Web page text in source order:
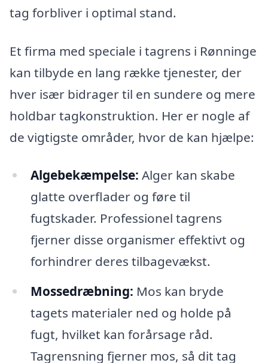
tag forbliver i optimal stand.
Et firma med speciale i tagrens i Rønninge
kan tilbyde en lang række tjenester, der
hver især bidrager til en sundere og mere
holdbar tagkonstruktion. Her er nogle af
de vigtigste områder, hvor de kan hjælpe:
Algebekæmpelse: Alger kan skabe
glatte overflader og føre til
fugtskader. Professionel tagrens
fjerner disse organismer effektivt og
forhindrer deres tilbagevækst.
Mossedræbning: Mos kan bryde
tagets materialer ned og holde på
fugt, hvilket kan forårsage råd.
Tagrensning fjerner mos, så dit tag